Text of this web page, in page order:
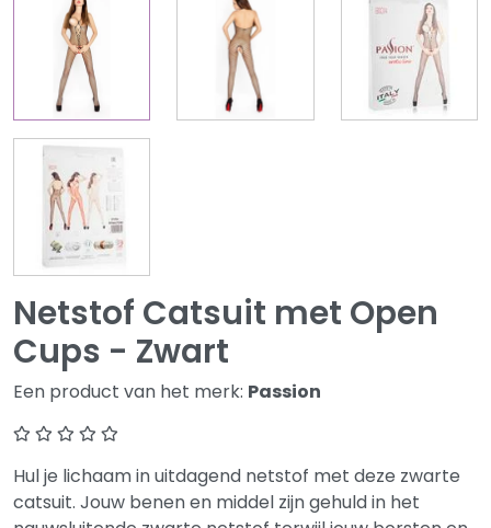
Netstof Catsuit met Open
Cups - Zwart
Een product van het merk: Passion
Hul je lichaam in uitdagend netstof met deze zwarte
catsuit. Jouw benen en middel zijn gehuld in het